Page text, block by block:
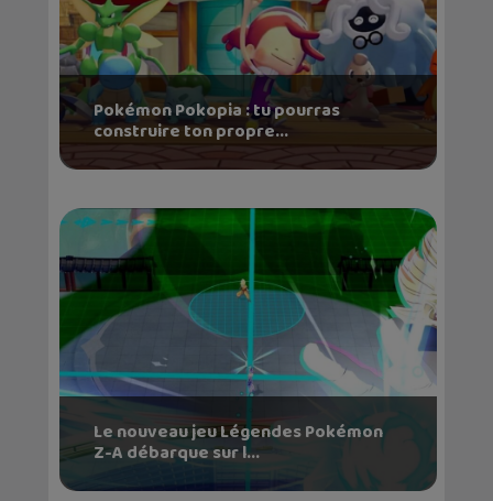
Pokémon Pokopia : tu pourras
construire ton propre...
Le nouveau jeu Légendes Pokémon
Z-A débarque sur l...